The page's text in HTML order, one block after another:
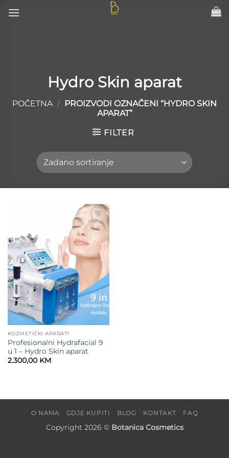
Hydro Skin aparat
POČETNA /
PROIZVODI OZNAČENI “HYDRO SKIN
APARAT”
FILTER
Add to
wishlist
KOZMETIČKI APARATI
Profesionalni Hydrafacial 9
u 1 – Hydro Skin aparat
2.300,00 KM
O NAMA GDJE KUPITI BLOG KONTAKT FAQ
Copyright 2026 © Botanica Cosmetics